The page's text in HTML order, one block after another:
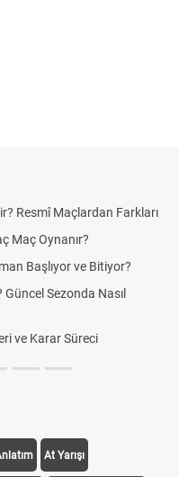
Resmî Maçlardan Farkları
Maç Oynanır?
Başlıyor ve Bitiyor?
Sezonda Nasıl
ve Karar Süreci
At Yarışı